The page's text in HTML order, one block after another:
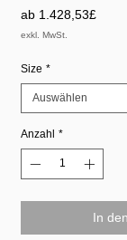
ab 1.428,53£
exkl. MwSt.
Size *
Anzahl *
In